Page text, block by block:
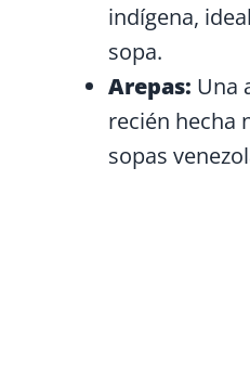
indígena,
sopa.
Arepas: Una
recién hecha
sopas